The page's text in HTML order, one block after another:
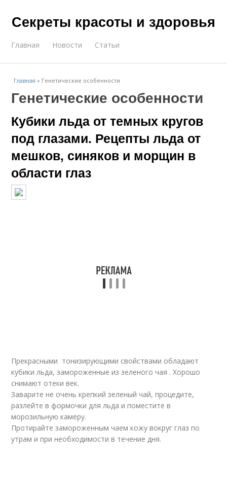
Секреты красоты и здоровья
Главная Новости Статьи
Главная » Генетические особенности
Генетические особенности
Кубики льда от темных кругов
под глазами. Рецепты льда от
мешков, синяков и морщин в
области глаз
Прекрасными тонизирующими свойствами обладают
кубики льда, замороженные из зеленого чая . Хорошо
снимают отеки век.
Заварите не очень крепкий зеленый чай, процедите,
разлейте в формочки для льда и поместите в
морозильную камеру.
Протирайте замороженным чаем кожу вокруг глаз по
утрам и при необходимости в течение дня.